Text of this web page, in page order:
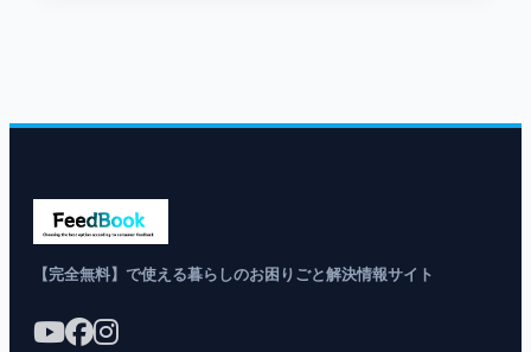
【完全無料】で使える暮らしのお困りごと解決情報サイト